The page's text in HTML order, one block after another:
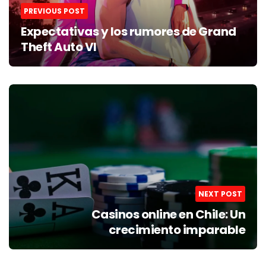
PREVIOUS POST
Expectativas y los rumores de Grand
Theft Auto VI
NEXT POST
Casinos online en Chile: Un
crecimiento imparable